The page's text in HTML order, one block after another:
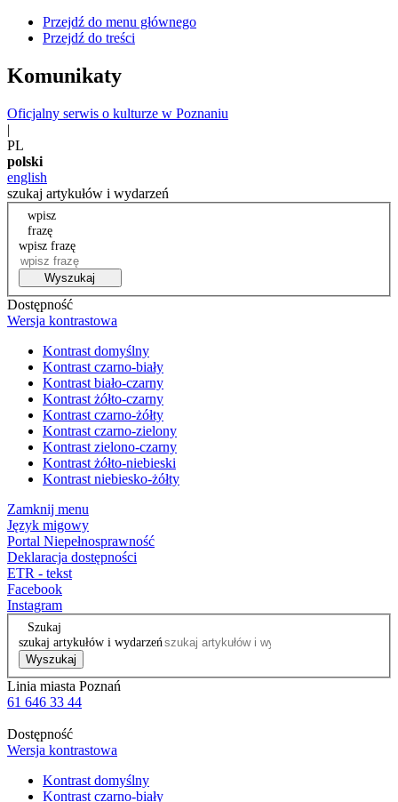
Przejdź do menu głównego
Przejdź do treści
Komunikaty
Oficjalny serwis o kulturze w Poznaniu
|
PL
polski
english
szukaj artykułów i wydarzeń
wpisz
frazę
wpisz frazę
Wyszukaj
Dostępność
Wersja kontrastowa
Kontrast domyślny
Kontrast czarno-biały
Kontrast biało-czarny
Kontrast żółto-czarny
Kontrast czarno-żółty
Kontrast czarno-zielony
Kontrast zielono-czarny
Kontrast żółto-niebieski
Kontrast niebiesko-żółty
Zamknij menu
Język migowy
Portal Niepełnosprawność
Deklaracja dostępności
ETR - tekst
Facebook
Instagram
Szukaj
szukaj artykułów i wydarzeń
Wyszukaj
Linia miasta Poznań
61 646 33 44
Dostępność
Wersja kontrastowa
Kontrast domyślny
Kontrast czarno-biały